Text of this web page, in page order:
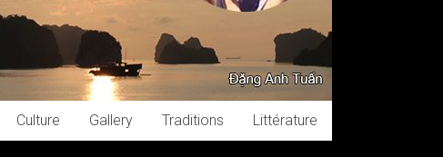
Culture Gallery Traditions Littérature